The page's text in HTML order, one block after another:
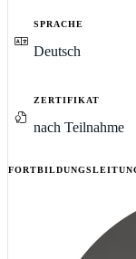
SPRACHE
Deutsch
ZERTIFIKAT
nach Teilnahme